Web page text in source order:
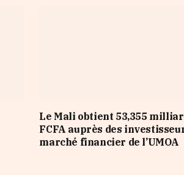
Le Mali obtient 53,355
FCFA auprès des
marché financier de l’UMOA